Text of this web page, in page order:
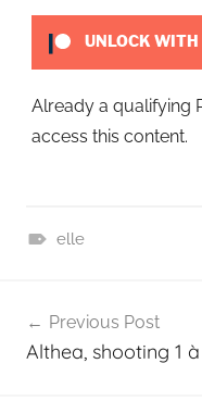
UNLOCK WITH
Already a qualifying
access this content.
t
r
elle
de
Previous Post
Althea, shooting 1